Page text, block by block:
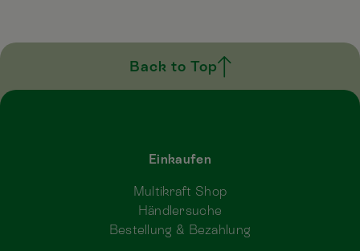
Back to Top
Einkaufen
Multikraft Shop
Händlersuche
Bestellung & Bezahlung